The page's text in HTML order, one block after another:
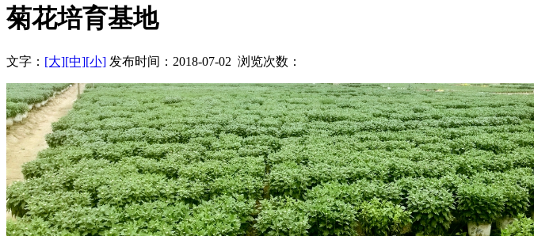
菊花培育基地
文字： [大][中][小] 发布时间：2018-07-02 浏览次数：